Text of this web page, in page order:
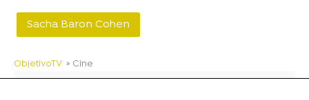
Sacha Baron Cohen
ObjetivoTV » Cine